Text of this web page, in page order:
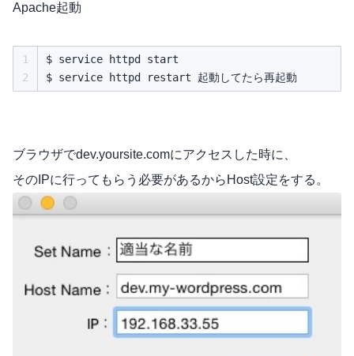
Apache起動
1
2
$ service httpd start
ブラウザでdev.yoursite.comにアクセスした時に、
そのIPに行ってもらう必要があるからHost設定をする。